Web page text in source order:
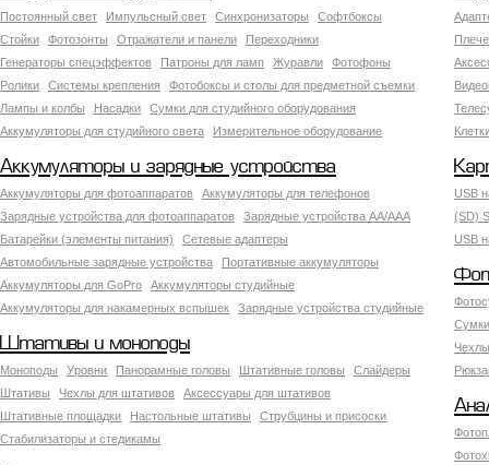
Постоянный свет Импульсный свет Синхронизаторы
Софтбоксы
Стойки
Фотозонты Отражатели и панели
Переходники
Генераторы спецэффектов
Патроны для ламп Журавли
Фотофоны
Ролики
Системы крепления
Фотобоксы и столы для предметной съемки
Лампы и колбы
Насадки
Сумки для студийного оборудования
Аккумуляторы для студийного света
Измерительное оборудование
Аккумуляторы и зарядные устройства
Аккумуляторы для фотоаппаратов
Аккумуляторы для телефонов
Зарядные устройства для фотоаппаратов
Зарядные устройства AA/AAA
Батарейки (элементы питания)
Сетевые адаптеры
Автомобильные зарядные устройства
Портативные аккумуляторы
Аккумуляторы для GoPro
Аккумуляторы студийные
Аккумуляторы для накамерных вспышек
Зарядные устройства студийные
USB
(SD)
USB
Штативы и моноподы
Моноподы Уровни Панорамные головы Штативные головы
Слайдеры
Штативы
Чехлы для штативов
Аксессуары для штативов
Штативные площадки
Настольные штативы
Струбцины и присоски
Стабилизаторы и стедикамы